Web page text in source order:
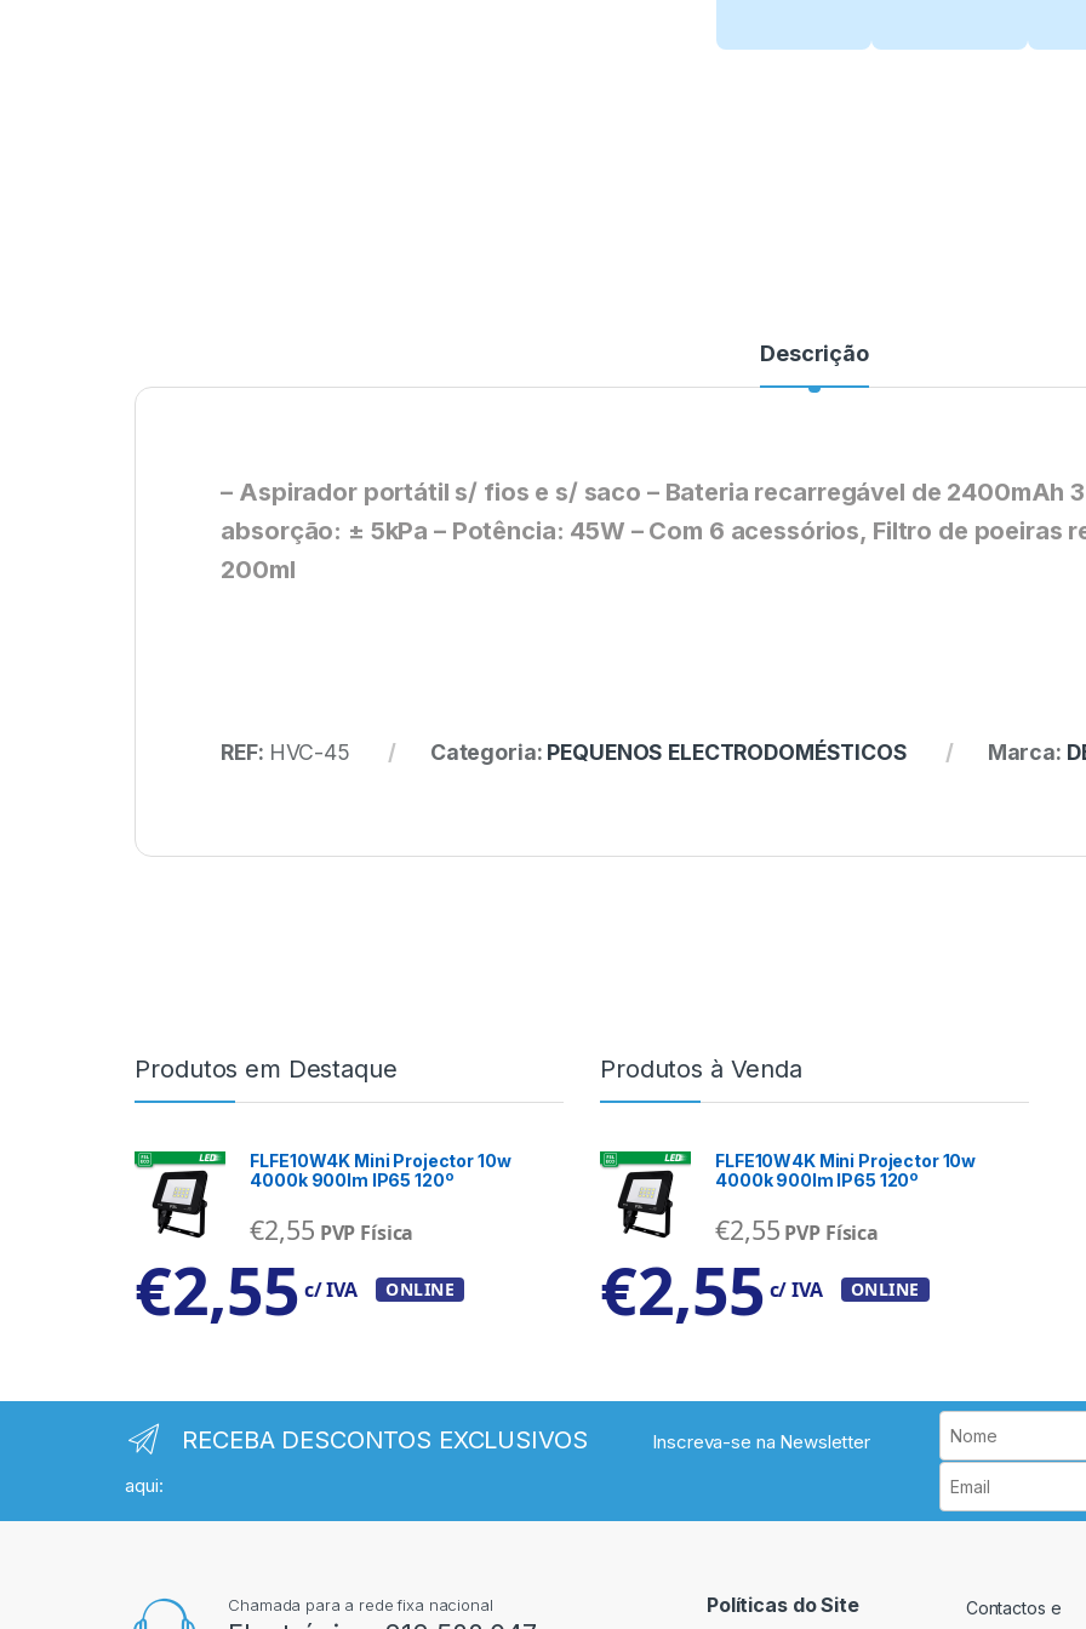
Descrição
– Aspirador portátil s/ fios e s/ saco – Bateria recarregável de 2400mAh
absorção: ± 5kPa – Potência: 45W – Com 6 acessórios, Filtro de poeiras
200ml
REF: HVC-45 Categoria: PEQUENOS ELECTRODOMÉSTICOS Marca:
Produtos em Destaque
FLFE10W4K Mini Projector 10w
4000k 900lm IP65 120º
€2,55 PVP Física
€2,55 c/ IVA ONLINE
Produtos à Venda
FLFE10W4K Mini Projector 10w
4000k 900lm IP65 120º
€2,55 PVP Física
€2,55 c/ IVA ONLINE
RECEBA DESCONTOS EXCLUSIVOS
Inscreva-se na Newsletter
aqui:
Chamada para a rede fixa nacional Políticas do Site
Contactos e